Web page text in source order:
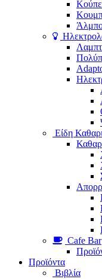
Είδη
Cafe Bar
Προϊόντα
Βιβλία